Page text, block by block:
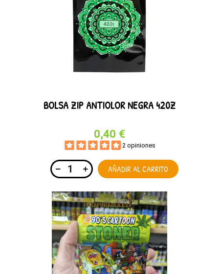
BOLSA ZIP ANTIOLOR NEGRA 420Z
0,40 €
2 opiniones
AÑADIR AL CARRITO